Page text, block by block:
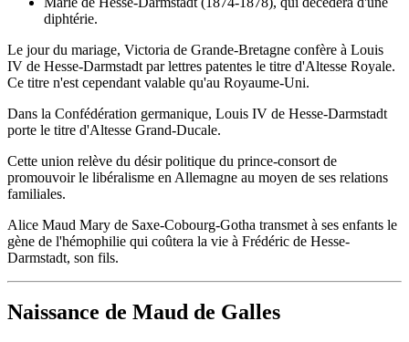
diphtérie.
Le jour du mariage, Victoria de Grande-Bretagne confère à Louis
IV de Hesse-Darmstadt par lettres patentes le titre d'Altesse Royale.
Ce titre n'est cependant valable qu'au Royaume-Uni.
Dans la Confédération germanique, Louis IV de Hesse-Darmstadt
porte le titre d'Altesse Grand-Ducale.
Cette union relève du désir politique du prince-consort de
promouvoir le libéralisme en Allemagne au moyen de ses relations
familiales.
Alice Maud Mary de Saxe-Cobourg-Gotha transmet à ses enfants le
gène de l'hémophilie qui coûtera la vie à Frédéric de Hesse-
Darmstadt, son fils.
Naissance de Maud de Galles